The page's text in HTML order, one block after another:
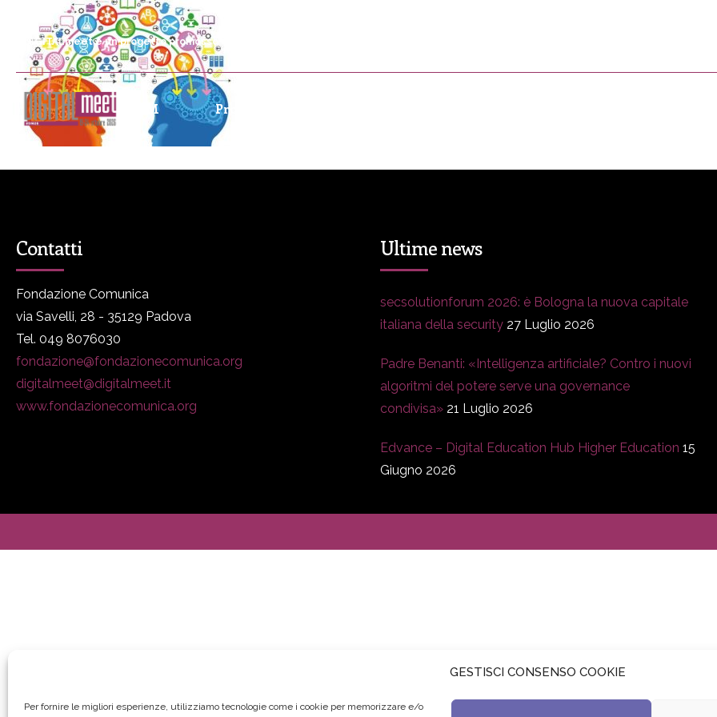
GESTISCI CONSENSO COOKIE
Per fornire le migliori esperienze, utilizziamo tecnologie come i cookie per memorizzare e/o
DIGITALmeet è un progetto promosso da Fondazione Comunica
DM Programma
Contatti
Fondazione Comunica
via Savelli, 28 - 35129 Padova
Tel. 049 8076030
fondazione@fondazionecomunica.org
digitalmeet@digitalmeet.it
www.fondazionecomunica.org
Ultime news
secsolutionforum 2026: è Bologna la nuova capitale
italiana della security 27 Luglio 2026
Padre Benanti: «Intelligenza artificiale? Contro i nuovi
algoritmi del potere serve una governance
condivisa» 21 Luglio 2026
Edvance – Digital Education Hub Higher Education 15
Giugno 2026